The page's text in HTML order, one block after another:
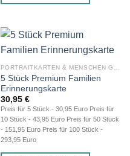
5 Stück Premium Familien
Erinnerungskarte
30,95 €
Preis für 5 Stück - 30,95 Euro Preis für
10 Stück - 43,95 Euro Preis für 50 Stück
- 151,95 Euro Preis für 100 Stück -
293,95 Euro